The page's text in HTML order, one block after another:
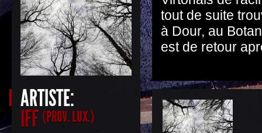
ARTISTE:
IFF (PROV. LUX.)
tout de suite
à Dour, au
est de retour